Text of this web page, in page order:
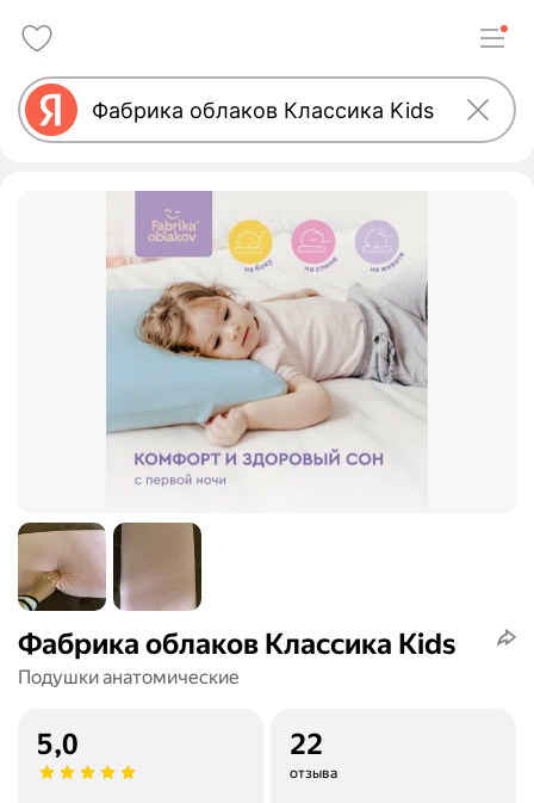
Фабрика облаков Классика Kids
Подушки анатомические
5,0 22
отзыва